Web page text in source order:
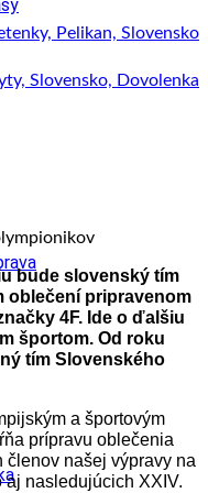
bude slovenský tím
pripravenom
4F. Ide o ďalšiu
športom. Od roku
tím Slovenského
a športovým
prípravu oblečenia
členov našej výpravy na
aj nasledujúcich XXIV.